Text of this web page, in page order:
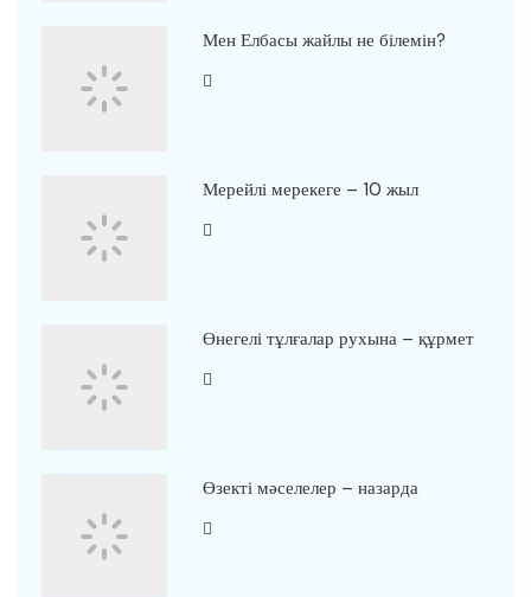
Мен Елбасы жайлы не білемін?
Мерейлі мерекеге – 10 жыл
Өнегелі тұлғалар рухына – құрмет
Өзекті мәселелер – назарда